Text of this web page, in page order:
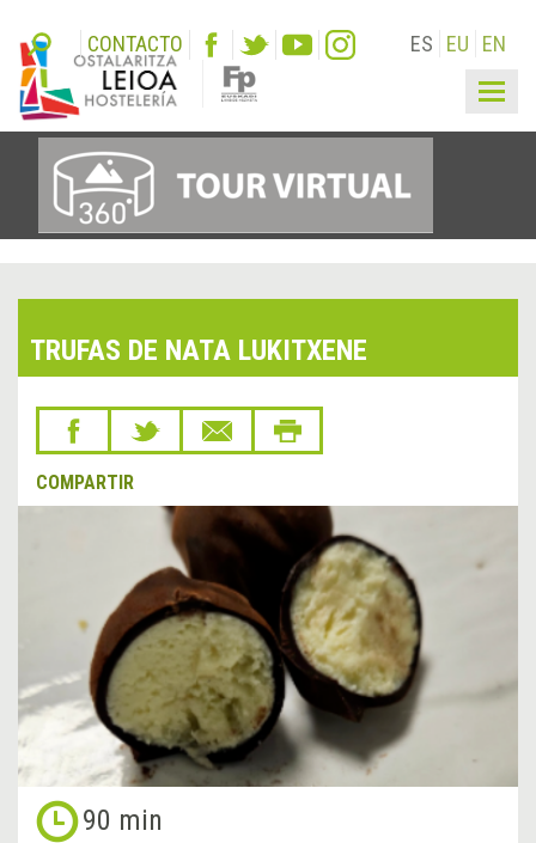
CONTACTO ES EU EN
TRUFAS DE NATA LUKITXENE
COMPARTIR
90 min